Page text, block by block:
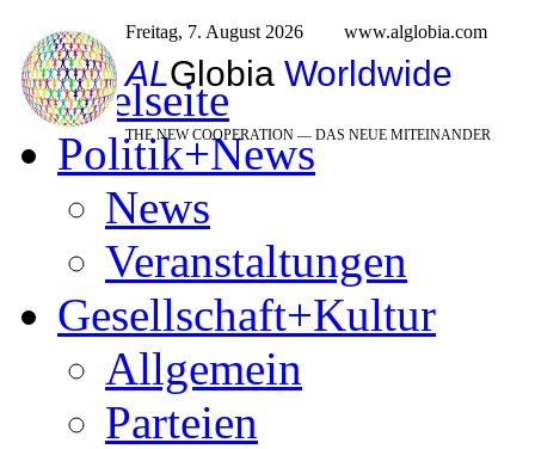
Freitag, 7. August 2026 www.alglobia.com
ALGlobia Worldwide
THE NEW COOPERATION — DAS NEUE MITEINANDER
Titelseite
Politik+News
News
Veranstaltungen
Gesellschaft+Kultur
Allgemein
Parteien